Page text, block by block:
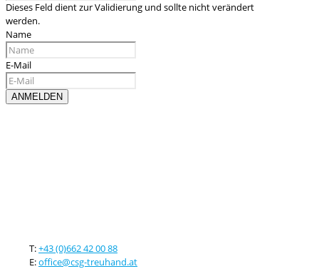
Dieses Feld dient zur Validierung und sollte nicht verändert
werden.
Name
E-Mail
T:+43 (0)662 42 00 88
E:office@csg-treuhand.at